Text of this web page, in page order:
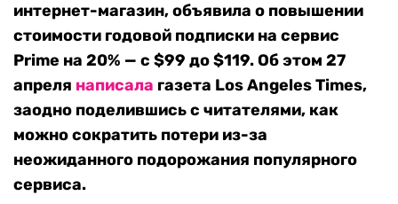
интернет-магазин, объявила о повышении
стоимости годовой подписки на сервис
Prime на 20% — с $99 до $119. Об этом 27
апреля написала газета Los Angeles Times,
заодно поделившись с читателями, как
можно сократить потери из-за
неожиданного подорожания популярного
сервиса.